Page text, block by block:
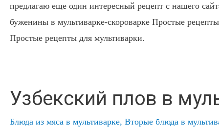
предлагаю еще один интересный рецепт с нашего
буженины в мультиварке-скороварке Простые
Простые рецепты для мультиварки.
Узбекский плов в
Блюда из мяса в мультиварке, Вторые блюда в